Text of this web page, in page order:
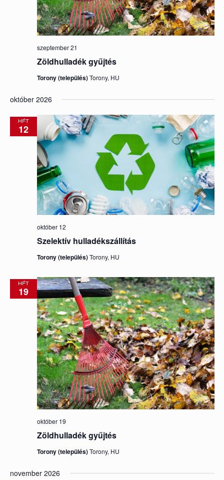
Zöldhulladék gyűjtés
szeptember 21
Torony (település)Torony, HU
október 2026
HÉT
12
Szelektív hulladékszállítás
október 12
Torony (település)Torony, HU
HÉT
19
Zöldhulladék gyűjtés
október 19
Torony (település)Torony, HU
november 2026